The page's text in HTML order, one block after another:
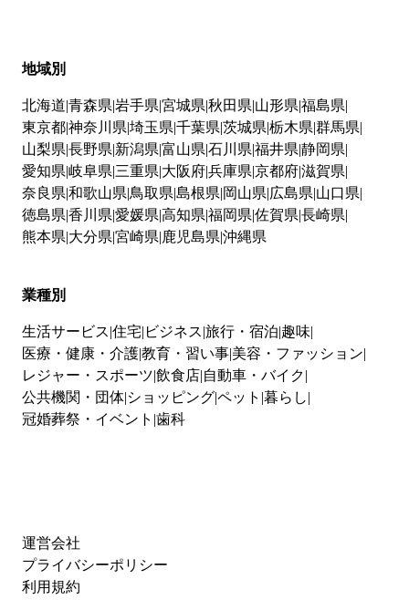
地域別
北海道 青森県 岩手県 宮城県 秋田県 山形県 福島県
東京都神奈川県 埼玉県 千葉県 茨城県 栃木県 群馬県
山梨県 長野県 新潟県 富山県 石川県 福井県 静岡県
愛知県 岐阜県 三重県 大阪府兵庫県 京都府滋賀県
奈良県 和歌山県 鳥取県 島根県 岡山県 広島県 山口県
徳島県 香川県 愛媛県 高知県 福岡県 佐賀県 長崎県
熊本県 大分県 宮崎県 鹿児島県 沖縄県
業種別
生活サービス 住宅 ビジネス 旅行・宿泊 趣味
医療・健康・介護教育・習い事 美容・ファッション
レジャー・スポーツ 飲食店 自動車・バイク
公共機関・団体 ショッピングペット 暮らし
冠婚葬祭・イベント 歯科
運営会社
プライバシーポリシー
利用規約